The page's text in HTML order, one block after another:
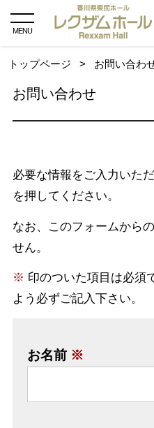
MENU
トップページ > お問い合わ
お問い合わせ
必要な情報をご入力いた
を押してください。
なお、このフォームから
せん。
※ 印のついた項目は必須
よう必ずご記入下さい。
お名前 ※